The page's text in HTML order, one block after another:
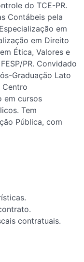
do TCE-PR.
Contábeis pela
em
em Direito
Ética, Valores e
PR. Convidado
Graduação Lato
Centro
em cursos
Tem
Pública, com
contratuais.